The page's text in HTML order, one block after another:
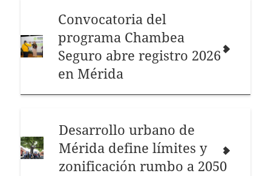
Convocatoria del
programa Chambea
Seguro abre registro 2026
en Mérida
Desarrollo urbano de
Mérida define límites y
zonificación rumbo a 2050